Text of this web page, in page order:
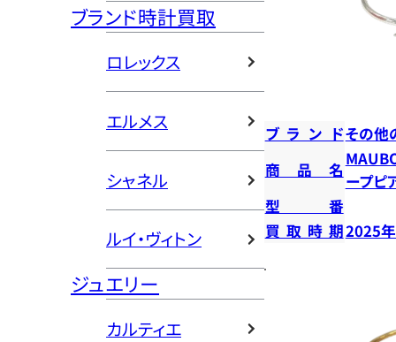
ブランド時計買取
ロレックス
エルメス
シャネル
ルイ・ヴィトン
ジュエリー
カルティエ
ブランドその他
商品名
ープピ
型番
買取時期2025